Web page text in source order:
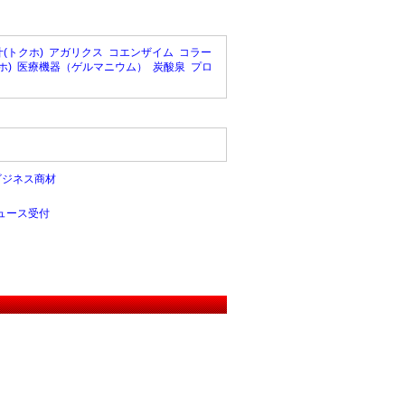
(トクホ) アガリクス コエンザイム コラー
) 医療機器（ゲルマニウム） 炭酸泉 プロ
ネス商材
ース受付